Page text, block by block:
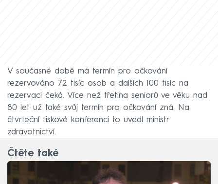
V současné době má termín pro očkování
rezervováno 72 tisíc osob a dalších 100 tisíc na
rezervaci čeká. Více než třetina seniorů ve věku nad
80 let už také svůj termín pro očkování zná. Na
čtvrteční tiskové konferenci to uvedl ministr
zdravotnictví.
Čtěte také